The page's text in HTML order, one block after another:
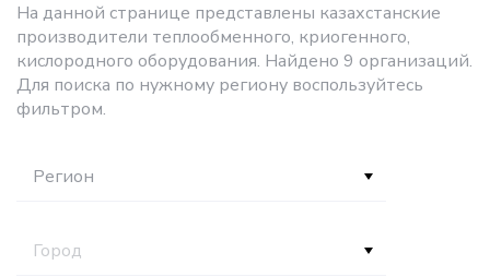
На данной странице представлены казахстанские
производители теплообменного, криогенного,
кислородного оборудования. Найдено 9 организаций.
Для поиска по нужному региону воспользуйтесь
фильтром.
Регион
Город